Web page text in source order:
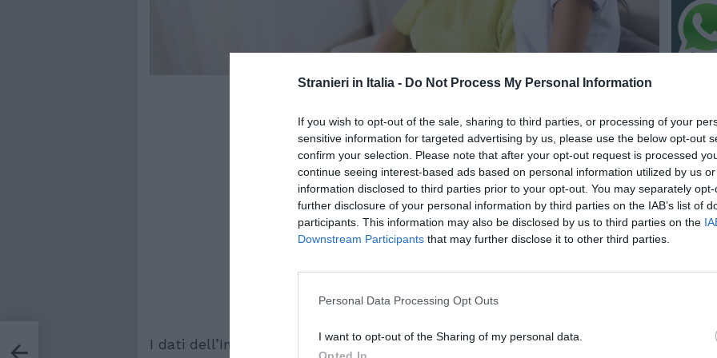
Stranieri in Italia - Do Not Process My Personal Information
If you wish to opt-out of the sale, sharing to third parties, or processing of your
sensitive information for targeted advertising by us, please use the below opt-out
confirm your selection. Please note that after your opt-out request is processed
continue seeing interest-based ads based on personal information utilized by us
information disclosed to third parties prior to your opt-out. You may separately
further disclosure of your personal information by third parties on the IAB’s list of
participants. This information may also be disclosed by us to third parties on the
Downstream Participants that may further disclose it to other third parties.
Personal Data Processing Opt Outs
I want to opt-out of the Sharing of my personal data.
Opted In
I dati dell’Ine: 4,48 milioni gli stranieri residenti
“Fari
posto
4
3